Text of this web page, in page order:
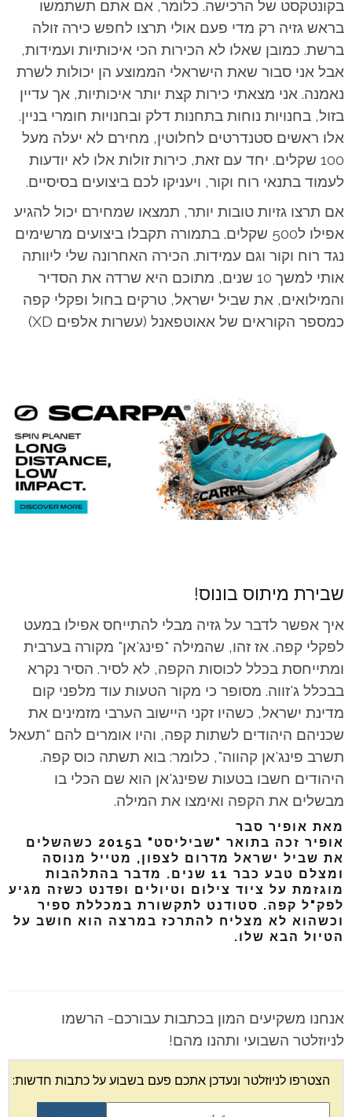
בקונטקסט של הרכישה. כלומר, אם אתם תשתמשו
בראש גזיה רק מדי פעם אולי תרצו לחפש כירה זולה
ברשת. כמובן שאלו לא הכירות הכי איכותיות ועמידות,
אבל אני סבור שאת הישראלי הממוצע הן יכולות לשרת
נאמנה. אני מצאתי כירות קצת יותר איכותיות, אך עדיין
בזול, בחנויות נוחות בתחנות דלק ובחנויות חומרי בניין.
אלו ראשים סטנדרטים לחלוטין, מחירם לא יעלה מעל
100 שקלים. יחד עם זאת, כירות זולות אלו לא יודעות
לעמוד בתנאי רוח וקור, ויעניקו לכם ביצועים בסיסיים.
אם תרצו גזיות טובות יותר, תמצאו שמחירם יכול להגיע
אפילו ל500 שקלים. בתמורה תקבלו ביצועים מרשימים
נגד רוח וקור וגם עמידות. הכירה האחרונה שלי ליוותה
אותי למשך 10 שנים, מתוכם היא שרדה את הסדיר
והמילואים, את שביל ישראל, טרקים בחול ופקלי קפה
כמספר הקוראים של אאוטפאנל (עשרות אלפים XD)
שבירת מיתוס בונוס!
איך אפשר לדבר על גזיה מבלי להתייחס אפילו במעט
לפקלי קפה. אז זהו, שהמילה "פינג'אן" מקורה בערבית
ומתייחסת בכלל לכוסות הקפה, לא לסיר. הסיר נקרא
בבכלל ג'זווה. מסופר כי מקור הטעות עוד מלפני קום
מדינת ישראל, כשהיו זקני היישוב הערבי מזמינים את
שכניהם היהודים לשתות קפה, והיו אומרים להם "תעאל
תשרב פינג'אן קהווה", כלומר: בוא תשתה כוס קפה.
היהודים חשבו בטעות שפינג'אן הוא שם הכלי בו
מבשלים את הקפה ואימצו את המילה.
מאת אופיר סבר
אופיר זכה בתואר "שביליסט" ב2015 כשהשלים
את שביל ישראל מדרום לצפון, מטייל מנוסה
ומצלם טבע כבר 11 שנים. מדבר בהתלהבות
מוגזמת על ציוד צילום וטיולים ופדנט כשזה מגיע
לפק"ל קפה. סטודנט לתקשורת במכללת ספיר
וכשהוא לא מצליח להתרכז במרצה הוא חושב על
הטיול הבא שלו.
אנחנו משקיעים המון בכתבות עבורכם- הרשמו
לניוזלטר השבועי ותהנו מהם!
הצטרפו לניוזלטר ונעדכן אתכם פעם בשבוע על כתבות חדשות: